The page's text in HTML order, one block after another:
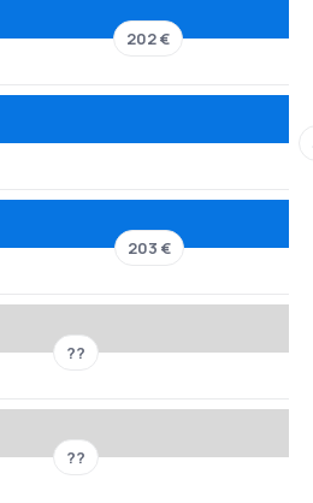
202 €
203 €
??
??